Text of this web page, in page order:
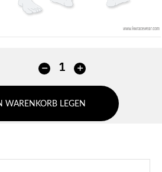
WARENKORB LEGEN